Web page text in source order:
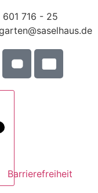
716 - 25
Barrierefreiheit